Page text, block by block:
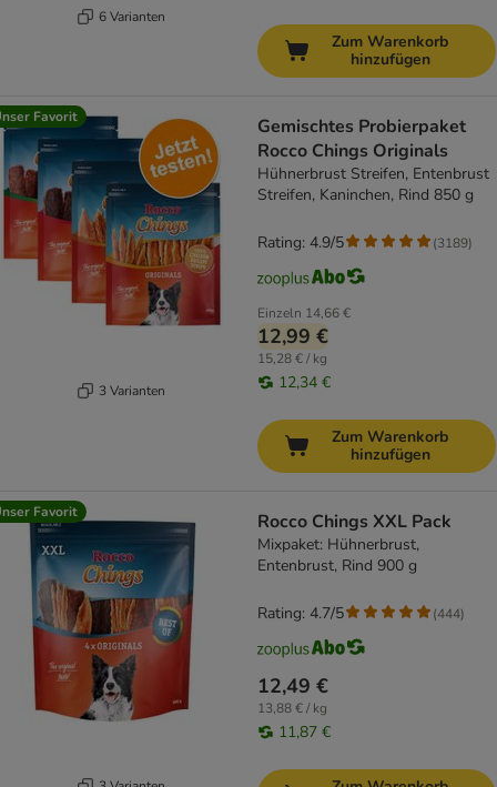
6 Varianten
Zum Warenkorb
hinzufügen
Favorit
3 Varianten
Gemischtes Probierpaket
Rocco Chings Originals
Hühnerbrust Streifen, Entenbrust
Streifen, Kaninchen, Rind 850 g
Einzeln 14,66 €
12,99 €
15,28 € / kg
12,34 €
Rating: 4.9/5 (3189)
Zum Warenkorb
hinzufügen
Favorit Rocco Chings XXL Pack
Mixpaket: Hühnerbrust,
Entenbrust, Rind 900 g
12,49 €
13,88 € / kg
11,87 €
Rating: 4.7/5 (444)